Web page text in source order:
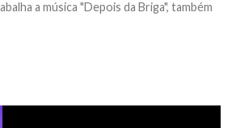
a música "Depois da Briga", também